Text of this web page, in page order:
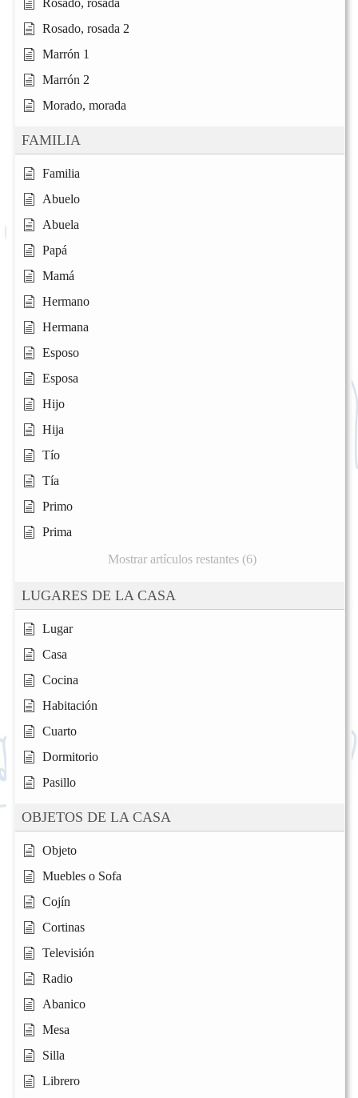
Rosado, rosada
Rosado, rosada 2
Marrón 1
Marrón 2
Morado, morada
FAMILIA
Familia
Abuelo
Abuela
Papá
Mamá
Hermano
Hermana
Esposo
Esposa
Hijo
Hija
Tío
Tía
Primo
Prima
Mostrar artículos restantes (6)
LUGARES DE LA CASA
Lugar
Casa
Cocina
Habitación
Cuarto
Dormitorio
Pasillo
OBJETOS DE LA CASA
Objeto
Muebles o Sofa
Cojín
Cortinas
Televisión
Radio
Abanico
Mesa
Silla
Librero